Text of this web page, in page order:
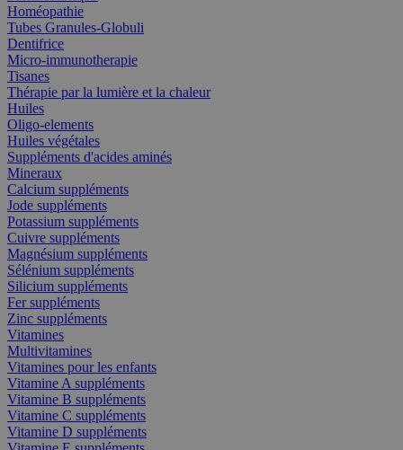
Homéopathie
Tubes Granules-Globuli
Dentifrice
Micro-immunotherapie
Tisanes
Thérapie par la lumière et la chaleur
Huiles
Oligo-elements
Huiles végétales
Suppléments d'acides aminés
Mineraux
Calcium suppléments
Jode suppléments
Potassium suppléments
Cuivre suppléments
Magnésium suppléments
Sélénium suppléments
Silicium suppléments
Fer suppléments
Zinc suppléments
Vitamines
Multivitamines
Vitamines pour les enfants
Vitamine A suppléments
Vitamine B suppléments
Vitamine C suppléments
Vitamine D suppléments